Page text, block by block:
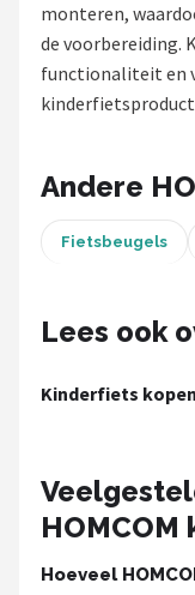
Basil
Volare
ABUS
AXA
BBB Cycling
Schwalbe
Shimano
Cortina
monteren,
de voorbereiding.
functionaliteit en
Andere
Fietsbeugels
Lees ook
Kinderfiets
Hoeveel